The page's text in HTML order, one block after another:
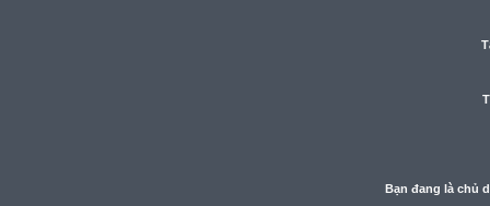
Bạn đang là chủ